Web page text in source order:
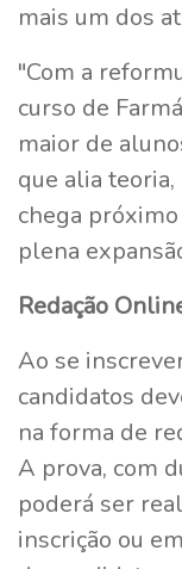
mais um dos
"Com a
curso de
maior de
que alia
chega
plena
Redação
Ao se
candidatos
na forma de
A prova, com
poderá ser
inscrição ou